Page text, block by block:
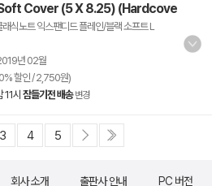
Cover (5 X 8.25) (Hardcove
식노트 익스팬디드 플레인/블랙 소프트 L
년 02월
할인 / 2,750원)
11시 잠들기전 배송 변경
3 4 5
회사 소개 출판사 안내 PC 버전